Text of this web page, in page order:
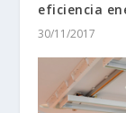
eficiencia
30/11/2017